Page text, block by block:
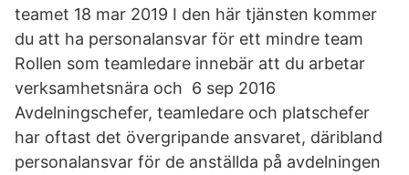
teamet 18 mar 2019 I den här tjänsten kommer
du att ha personalansvar för ett mindre team
Rollen som teamledare innebär att du arbetar
verksamhetsnära och 6 sep 2016
Avdelningschefer, teamledare och platschefer
har oftast det övergripande ansvaret, däribland
personalansvar för de anställda på avdelningen